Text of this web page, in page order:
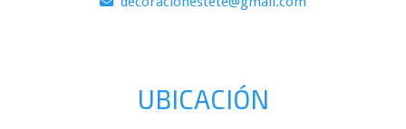
UBICACIÓN